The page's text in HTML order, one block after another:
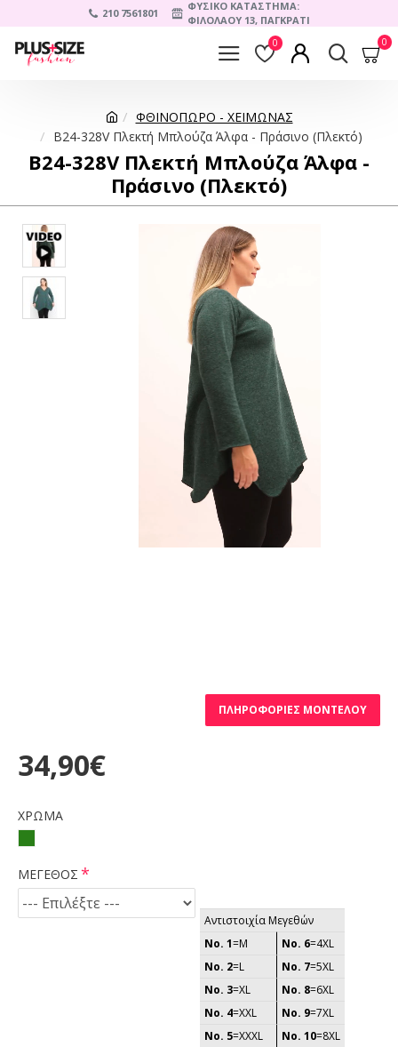
210 7561801
ΦΥΣΙΚΟ ΚΑΤΑΣΤΗΜΑ:
ΦΙΛΟΛΑΟΥ 13, ΠΑΓΚΡΑΤΙ
0 0
ΦΘΙΝΟΠΩΡΟ - ΧΕΙΜΩΝΑΣ
B24-328V Πλεκτή Μπλούζα Άλφα - Πράσινο (Πλεκτό)
B24-328V Πλεκτή Μπλούζα Άλφα -
Πράσινο (Πλεκτό)
ΠΛΗΡΟΦΟΡΊΕΣ ΜΟΝΤΈΛΟΥ
34,90€
ΧΡΩΜΑ
ΜΕΓΕΘΟΣ
Αντιστοιχία Μεγεθών
No. 1=M No. 6=4XL
No. 2=L No. 7=5XL
No. 3=XL No. 8=6XL
No. 4=XXL No. 9=7XL
No. 5=XXXL No. 10=8XL